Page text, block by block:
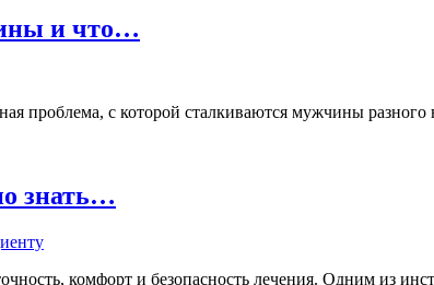
и что…
проблема, с которой сталкиваются мужчины разного
знать…
комфорт и безопасность лечения. Одним из